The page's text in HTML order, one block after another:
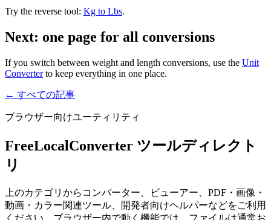
Try the reverse tool: Kg to Lbs.
Next: one page for all conversions
If you switch between weight and length conversions, use the Unit
Converter to keep everything in one place.
← すべての記事
ブラウザー向けユーティリティ
FreeLocalConverter ツールディレクト
リ
上のカテゴリからコンバーター、ビューアー、PDF・画像・
動画・カラー関連ツール、開発者向けヘルパーなどをご利用
ください。ブラウザー内で動く機能では、ファイルは通常お